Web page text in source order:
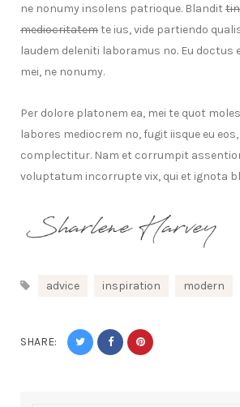
ne nonumy insolens patrioque. Blandit
mediocritatemte ius, vide partiendo
laudem deleniti laboramus no. Eu doctus
mei, ne nonumy.
Per dolore platonem ea, mei te quot
labores mediocrem no, fugit iisque eu
complectitur. Nam et corrumpit
voluptatum incorrupte vix, qui et ignota
advice inspiration modern
SHARE: